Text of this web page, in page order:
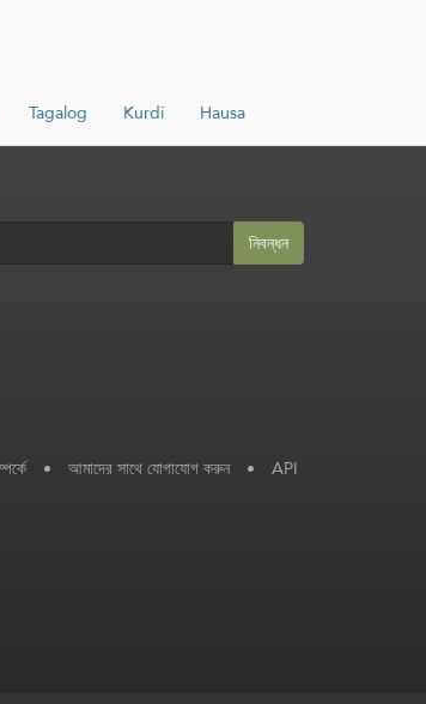
Tagalog Kurdî Hausa
নিবন্ধন
• আমাদের সাথে যোগাযোগ করুন • API